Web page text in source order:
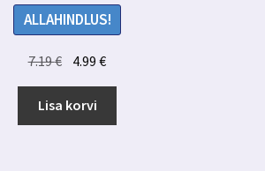
ALLAHINDLUS!
7.19€ Algne
oli:
7.19 €.
4.99€Praegune
4.99 €.
Lisa korvi